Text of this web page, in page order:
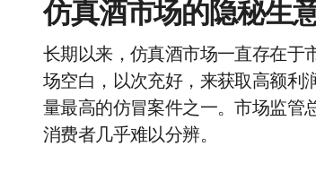
仿真酒市场的隐秘生
长期以来，仿真酒市场一直存在于
场空白，以次充好，来获取高额利
量最高的仿冒案件之一。市场监管
消费者几乎难以分辨。